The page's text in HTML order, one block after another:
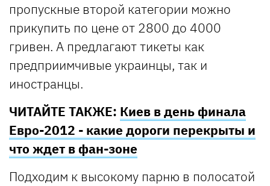
пропускные второй категории можно
прикупить по цене от 2800 до 4000
гривен. А предлагают тикеты как
предприимчивые украинцы, так и
иностранцы.
ЧИТАЙТЕ ТАКЖЕ: Киев в день финала
Евро-2012 - какие дороги перекрыты и
что ждет в фан-зоне
Подходим к высокому парню в полосатой